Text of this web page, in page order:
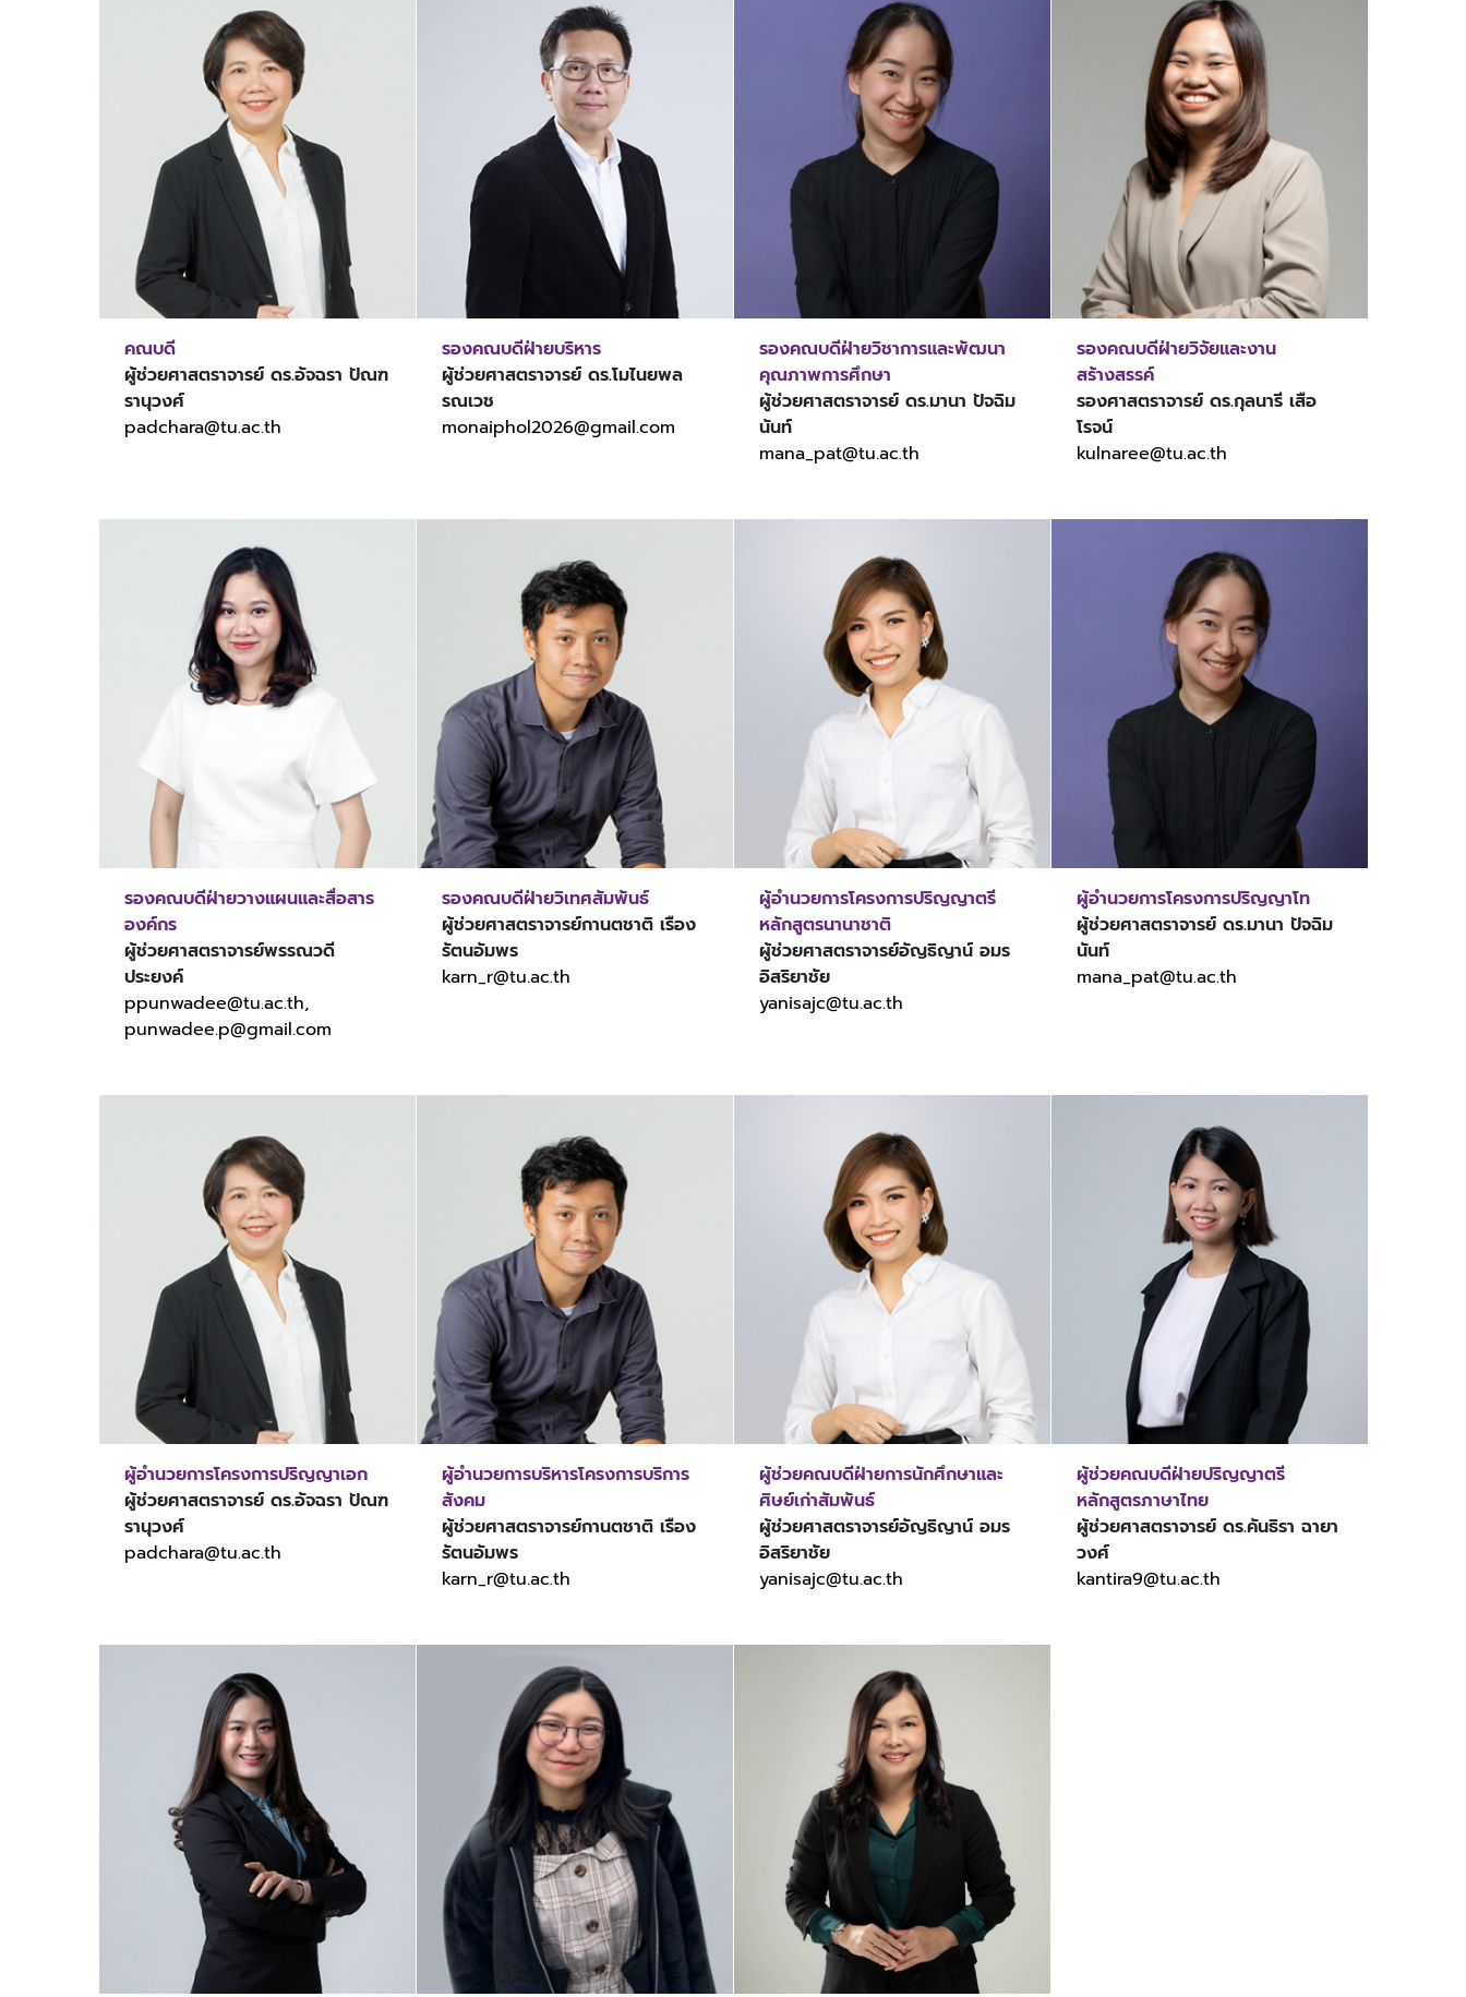
คณบดี
ผู้ช่วยศาสตราจารย์ ดร.อัจฉรา ปัณฑ
รานุวงศ์
padchara@tu.ac.th
รองคณบดีฝ่ายบริหาร
ผู้ช่วยศาสตราจารย์ ดร.โมไนยพล
รณเวช
monaiphol2026@gmail.com
รองคณบดีฝ่ายวิชาการและพัฒนา
คุณภาพการศึกษา
ผู้ช่วยศาสตราจารย์ ดร.มานา ปัจฉิม
นันท์
mana_pat@tu.ac.th
รองคณบดีฝ่ายวิจัยและงาน
สร้างสรรค์
รองศาสตราจารย์ ดร.กุลนารี เสือ
โรจน์
kulnaree@tu.ac.th
รองคณบดีฝ่ายวางแผนและสื่อสาร
องค์กร
ผู้ช่วยศาสตราจารย์พรรณวดี
ประยงค์
ppunwadee@tu.ac.th,
punwadee.p@gmail.com
รองคณบดีฝ่ายวิเทศสัมพันธ์
ผู้ช่วยศาสตราจารย์กานตชาติ เรือง
รัตนอัมพร
karn_r@tu.ac.th
ผู้อำนวยการโครงการปริญญาตรี
หลักสูตรนานาชาติ
ผู้ช่วยศาสตราจารย์อัญธิญาน์ อมร
อิสริยาชัย
yanisajc@tu.ac.th
ผู้อำนวยการโครงการปริญญาโท
ผู้ช่วยศาสตราจารย์ ดร.มานา ปัจฉิม
นันท์
mana_pat@tu.ac.th
ผู้อำนวยการโครงการปริญญาเอก
ผู้ช่วยศาสตราจารย์ ดร.อัจฉรา ปัณฑ
รานุวงศ์
padchara@tu.ac.th
ผู้อำนวยการบริหารโครงการบริการ
สังคม
ผู้ช่วยศาสตราจารย์กานตชาติ เรือง
รัตนอัมพร
karn_r@tu.ac.th
ผู้ช่วยคณบดีฝ่ายการนักศึกษาและ
ศิษย์เก่าสัมพันธ์
ผู้ช่วยศาสตราจารย์อัญธิญาน์ อมร
อิสริยาชัย
yanisajc@tu.ac.th
ผู้ช่วยคณบดีฝ่ายปริญญาตรี
หลักสูตรภาษาไทย
ผู้ช่วยศาสตราจารย์ ดร.คันธิรา ฉายา
วงศ์
kantira9@tu.ac.th